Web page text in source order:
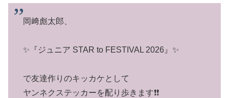
岡﨑彪太郎、
✨『ジュニア STAR to FESTIVAL 2026』✨
で友達作りのキッカケとして
ヤンネクステッカーを配り歩きます❗️❗️